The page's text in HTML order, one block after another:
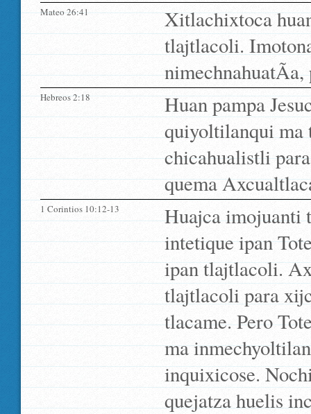
Mateo 26:41
Xitlachixtoca
tlajtlacoli.
Hebreos 2:18
Huan pampa
quiyoltilanqui ma
chicahualistli
quema
1 Corintios 10:12-13
Huajca imojuanti
intetique ipan
ipan tlajtlacoli.
tlajtlacoli para
tlacame. Pero
ma
inquixicose.
quejatza huelis